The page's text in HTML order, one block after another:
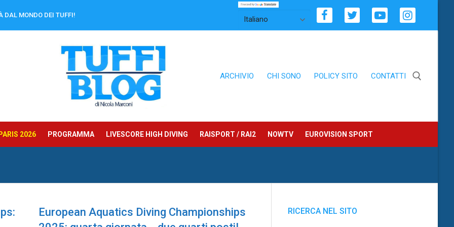
DAL MONDO DEI TUFFI!
ARCHIVIO CHI SONO POLICY SITO CONTATTI
2026 PROGRAMMA LIVESCORE HIGH DIVING RAISPORT / RAI2 NOWTV EUROVISION SPORT
European Aquatics Diving Championships
RICERCA NEL SITO